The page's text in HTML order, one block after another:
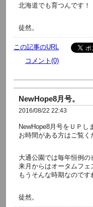
北海道でも育つんです！
徒然。
この記事のURL
コメント(0)
NewHope8月号。
2016/08/22 22:43
NewHope8月号をＵＰし
お時間がある方はご覧く
大通公園では毎年恒例の
来月からはオータムフェ
もうそんな時期なのです
徒然。